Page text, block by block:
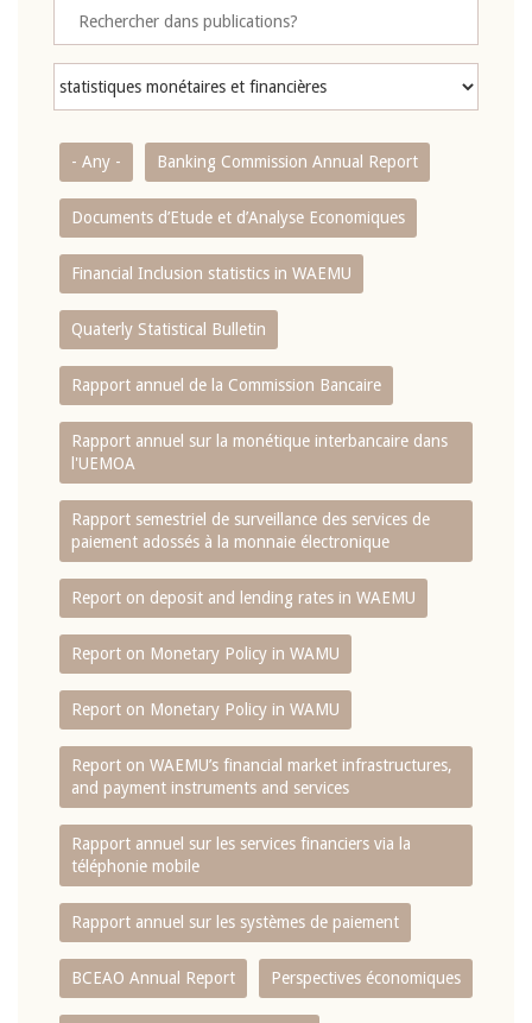
- Any - Banking Commission Annual Report
Documents d’Etude et d’Analyse Economiques
Financial Inclusion statistics in WAEMU
Quaterly Statistical Bulletin
Rapport annuel de la Commission Bancaire
Rapport annuel sur la monétique interbancaire dans
l'UEMOA
Rapport semestriel de surveillance des services de
paiement adossés à la monnaie électronique
Report on deposit and lending rates in WAEMU
Report on Monetary Policy in WAMU
Report on Monetary Policy in WAMU
Report on WAEMU’s financial market infrastructures,
and payment instruments and services
Rapport annuel sur les services financiers via la
téléphonie mobile
Rapport annuel sur les systèmes de paiement
BCEAO Annual Report Perspectives économiques